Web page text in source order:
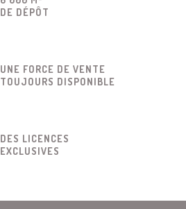
DE DÉPÔT
UNE FORCE DE VENTE
TOUJOURS DISPONIBLE
DES LICENCES
EXCLUSIVES